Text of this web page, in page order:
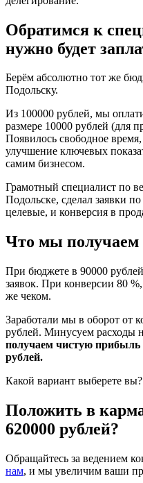
Обратимся к
нужно будет
Берём абсолютно тот же
Подольску.
Из 100000 рублей, мы
размере 10000 рублей (для
Появилось свободное
улучшение ключевых
самим бизнесом.
Грамотный специалист по
Подольске, сделал заявки
целевые, и конверсия в
Что мы получаем
При бюджете в 90000
заявок. При конверсии 80
же чеком.
Заработали мы в оборот от
рублей. Минусуем расходы
получаем чистую прибыль
рублей.
Какой вариант выберете вы?
Положить в
620000 рублей?
Обращайтесь за ведением
нам, и мы увеличим ваши